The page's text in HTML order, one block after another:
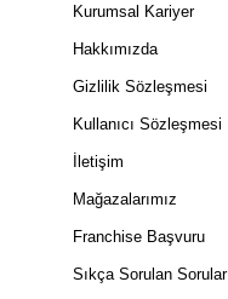
Kurumsal Kariyer
Hakkımızda
Gizlilik Sözleşmesi
Kullanıcı Sözleşmesi
İletişim
Mağazalarımız
Franchise Başvuru
Sıkça Sorulan Sorular